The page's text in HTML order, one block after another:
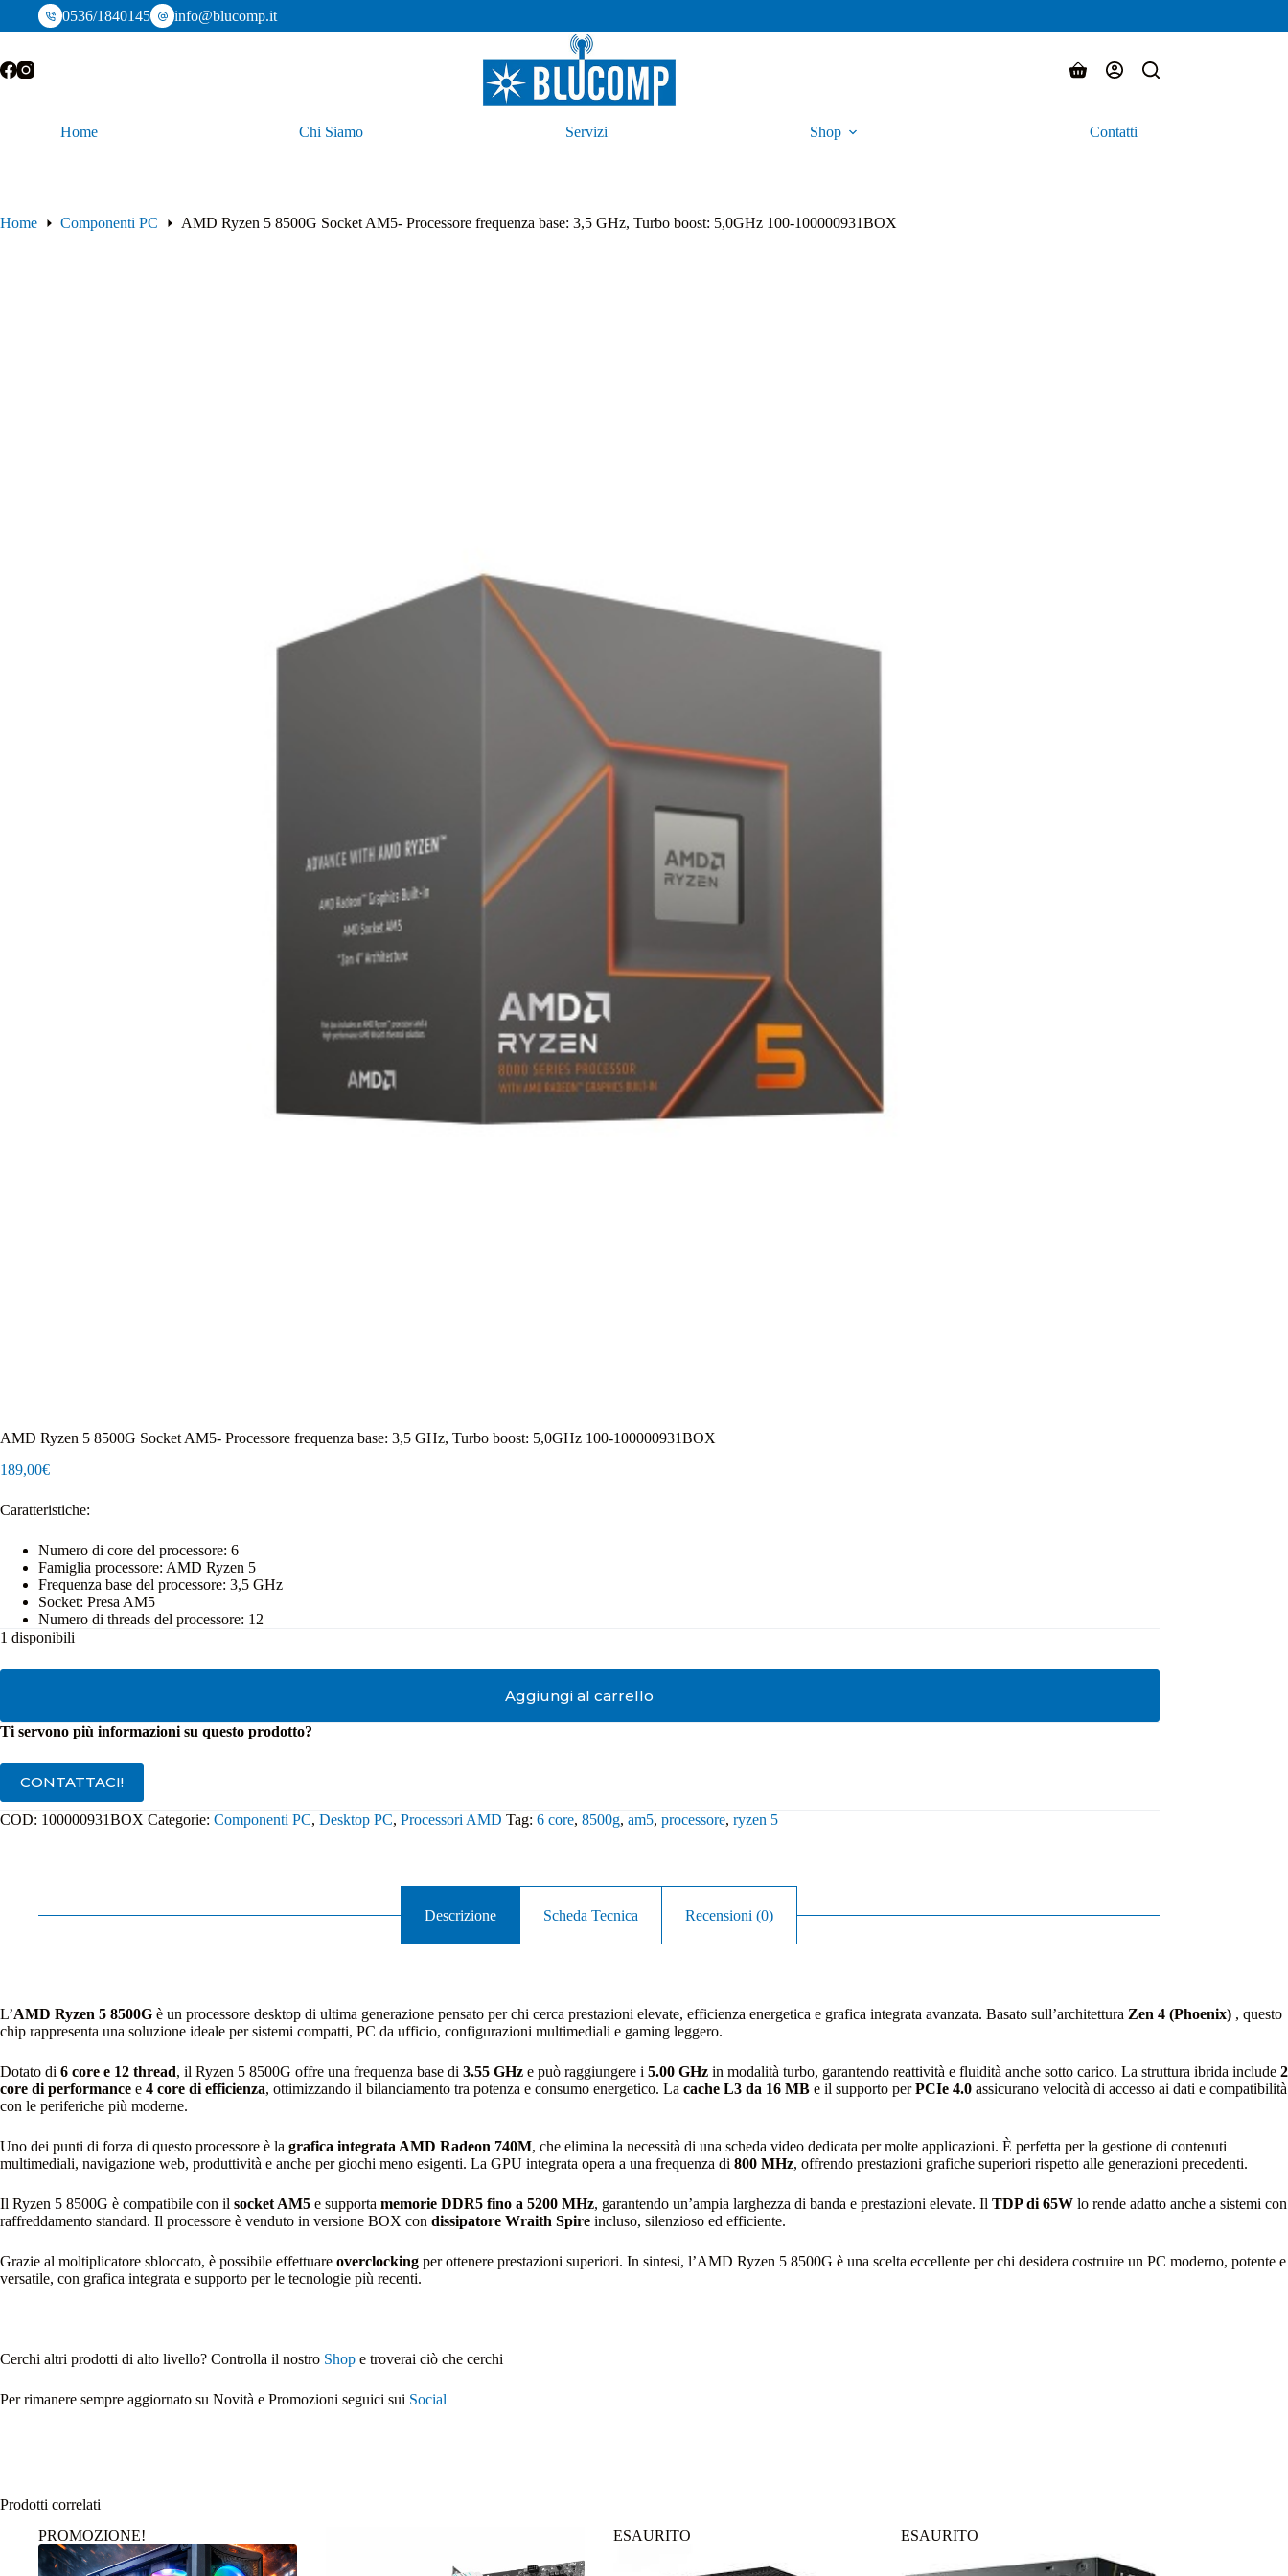
0536/1840145 info@blucomp.it
Carrello
Home Chi Siamo Servizi Shop Contatti
Home Componenti PC AMD Ryzen 5 8500G Socket AM5- Processore frequenza base: 3,5 GHz, Turbo boost: 5,0GHz 100-100000931BOX
AMD Ryzen 5 8500G Socket AM5- Processore frequenza base: 3,5 GHz, Turbo boost: 5,0GHz 100-100000931BOX
189,00€
Caratteristiche:
Numero di core del processore: 6
Famiglia processore: AMD Ryzen 5
Frequenza base del processore: 3,5 GHz
Socket: Presa AM5
Numero di threads del processore: 12
1 disponibili
Aggiungi al carrello
Ti servono più informazioni su questo prodotto?
CONTATTACI!
COD: 100000931BOX Categorie: Componenti PC, Desktop PC, Processori AMD Tag: 6 core, 8500g, am5, processore, ryzen 5
Descrizione Scheda Tecnica Recensioni (0)
L’AMD Ryzen 5 8500G è un processore desktop di ultima generazione pensato per chi cerca prestazioni elevate, efficienza energetica e grafica integrata avanzata. Basato sull’architettura Zen 4 (Phoenix) , questo
chip rappresenta una soluzione ideale per sistemi compatti, PC da ufficio, configurazioni multimediali e gaming leggero.
Dotato di 6 core e 12 thread, il Ryzen 5 8500G offre una frequenza base di 3.55 GHz e può raggiungere i 5.00 GHz in modalità turbo, garantendo reattività e fluidità anche sotto carico. La struttura ibrida include 2
core di performance e 4 core di efficienza, ottimizzando il bilanciamento tra potenza e consumo energetico. La cache L3 da 16 MB e il supporto perPCIe 4.0 assicurano velocità di accesso ai dati e compatibilità
con le periferiche più moderne.
Uno dei punti di forza di questo processore è la grafica integrata AMD Radeon 740M, che elimina la necessità di una scheda video dedicata per molte applicazioni. È perfetta per la gestione di contenuti
multimediali, navigazione web, produttività e anche per giochi meno esigenti. La GPU integrata opera a una frequenza di 800 MHz, offrendo prestazioni grafiche superiori rispetto alle generazioni precedenti.
Il Ryzen 5 8500G è compatibile con il socket AM5 e supporta memorie DDR5 fino a 5200 MHz, garantendo un’ampia larghezza di banda e prestazioni elevate. Il TDP di 65W lo rende adatto anche a sistemi con
raffreddamento standard. Il processore è venduto in versione BOX con dissipatore Wraith Spire incluso, silenzioso ed efficiente.
Grazie al moltiplicatore sbloccato, è possibile effettuare overclocking per ottenere prestazioni superiori. In sintesi, l’AMD Ryzen 5 8500G è una scelta eccellente per chi desidera costruire un PC moderno, potente e
versatile, con grafica integrata e supporto per le tecnologie più recenti.
Cerchi altri prodotti di alto livello? Controlla il nostro Shop e troverai ciò che cerchi
Per rimanere sempre aggiornato su Novità e Promozioni seguici sui Social
Prodotti correlati
PROMOZIONE!
ESAURITO ESAURITO